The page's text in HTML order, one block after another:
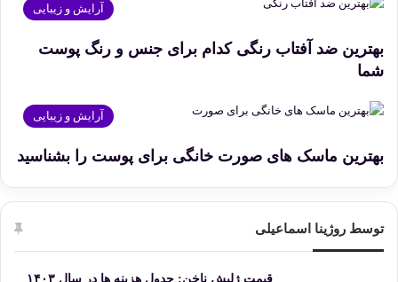
آرایش و زیبایی
بهترین ضد آفتاب رنگی کدام برای جنس و رنگ پوست
شما
آرایش و زیبایی
بهترین ماسک های صورت خانگی برای پوست را بشناسید
توسط روژینا اسماعیلی
قیمت ژلیش ناخن: جدول هزینه ها در سال ۱۴۰۳